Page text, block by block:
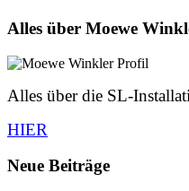
Alles über Moewe
Alles über die SL-
HIER
Neue Beiträge